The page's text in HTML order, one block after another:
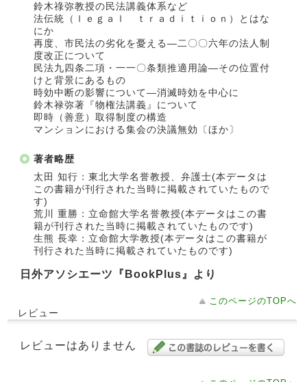
鈴木祿弥教授の民法講義体系など
法伝統（ｌｅｇａｌ ｔｒａｄｉｔｉｏｎ）とはな
にか
再度、市民法の劣化を憂える―二〇〇六年の法人制
度改正について
民法九四条二項・一一〇条類推適用論―その位置付
けと背景にあるもの
時効中断の影響について―消滅時効を中心に
鈴木禄弥著『物権法講義』について
即時（善意）取得制度の構造
マンションにおける集会の決議無効〔ほか〕
著者略歴
太田 知行：東北大学名誉教授、弁護士(本データは
この書籍が刊行された当時に掲載されていたもので
す)
荒川 重勝：立命館大学名誉教授(本データはこの書
籍が刊行された当時に掲載されていたものです)
生熊 長幸：立命館大学教授(本データはこの書籍が
刊行された当時に掲載されていたものです)
日外アソシエーツ『BookPlus』より
このページのTOPへ
レビュー
レビューはありません